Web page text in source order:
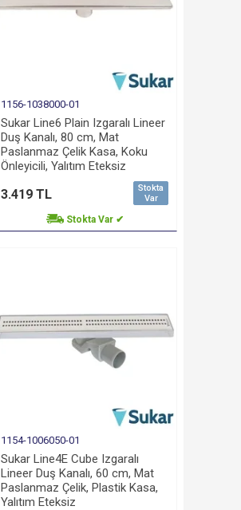
1156-1038000-01
Sukar Line6 Plain Izgaralı Lineer
Duş Kanalı, 80 cm, Mat
Paslanmaz Çelik Kasa, Koku
Önleyicili, Yalıtım Eteksiz
Stokta
Var
3.419 TL
Stokta Var ✔
1154-1006050-01
Sukar Line4E Cube Izgaralı
Lineer Duş Kanalı, 60 cm, Mat
Paslanmaz Çelik, Plastik Kasa,
Yalıtım Eteksiz